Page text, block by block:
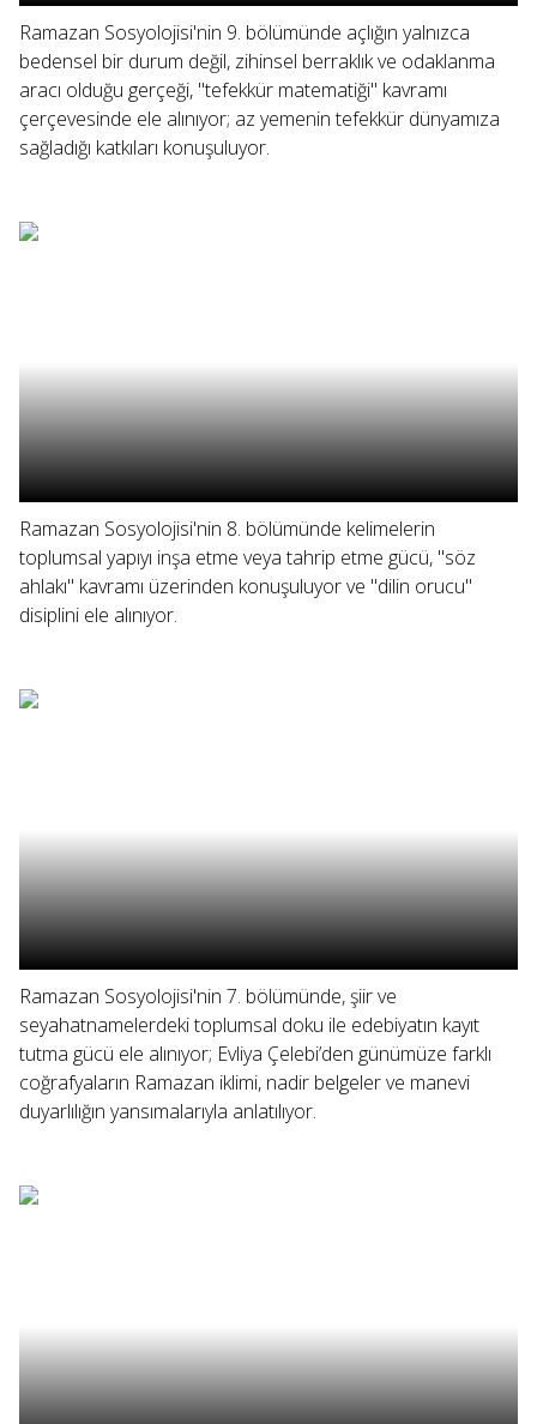
Ramazan Sosyolojisi'nin 9. bölümünde açlığın yalnızca
bedensel bir durum değil, zihinsel berraklık ve odaklanma
aracı olduğu gerçeği, "tefekkür matematiği" kavramı
çerçevesinde ele alınıyor; az yemenin tefekkür dünyamıza
sağladığı katkıları konuşuluyor.
Ramazan Sosyolojisi'nin 8. bölümünde kelimelerin
toplumsal yapıyı inşa etme veya tahrip etme gücü, "söz
ahlakı" kavramı üzerinden konuşuluyor ve "dilin orucu"
disiplini ele alınıyor.
Ramazan Sosyolojisi'nin 7. bölümünde, şiir ve
seyahatnamelerdeki toplumsal doku ile edebiyatın kayıt
tutma gücü ele alınıyor; Evliya Çelebi’den günümüze farklı
coğrafyaların Ramazan iklimi, nadir belgeler ve manevi
duyarlılığın yansımalarıyla anlatılıyor.